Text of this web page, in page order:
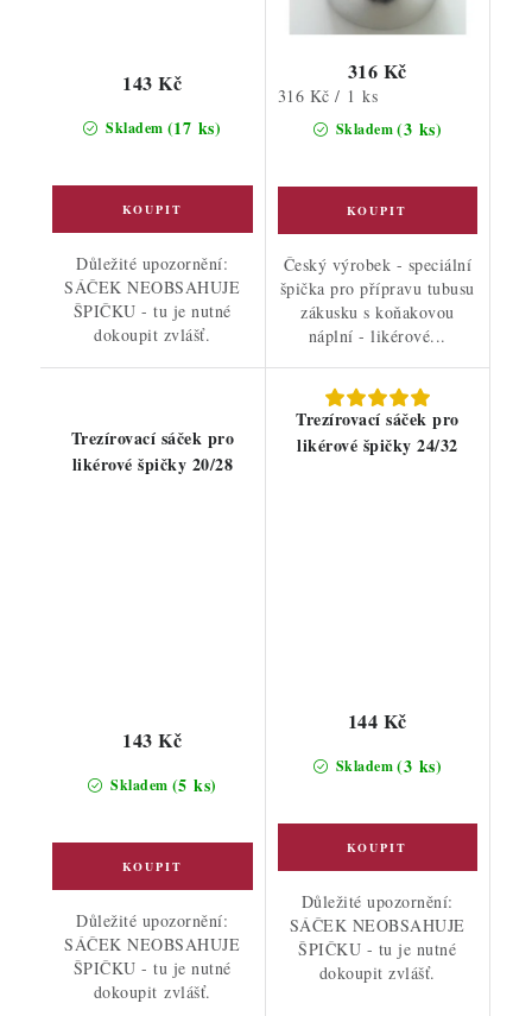
Skladem (17 ks)
143 Kč
Důležité upozornění:
SÁČEK NEOBSAHUJE
ŠPIČKU - tu je nutné
dokoupit zvlášť.
Skladem(3 ks)
316 Kč
Měrná
316 Kč / 1 ks
Český výrobek - speciální
špička pro přípravu tubusu
zákusku s koňakovou
náplní - likérové...
Trezírovací sáček pro
likérové špičky 20/28
Skladem (5 ks)
143 Kč
Důležité upozornění:
SÁČEK NEOBSAHUJE
ŠPIČKU - tu je nutné
dokoupit zvlášť.
Trezírovací sáček pro
likérové špičky 24/32
Skladem(3 ks)
144 Kč
Důležité upozornění:
SÁČEK NEOBSAHUJE
ŠPIČKU - tu je nutné
dokoupit zvlášť.